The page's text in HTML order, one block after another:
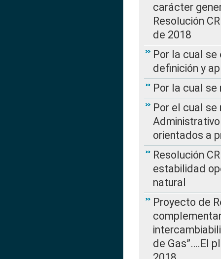
carácter
Resolución
de 2018
Por la cual
definición y
Por la cual
Por el cual
orientados a
Resolución
estabilidad
natural
Proyecto de
de Gas”….El